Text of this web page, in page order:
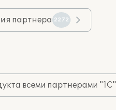
партнера 2272
всеми партнерами "1С"